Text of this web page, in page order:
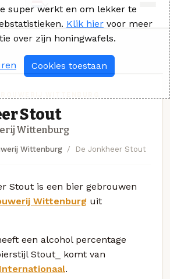
Stout
Wittenburg
Wittenburg De Jonkheer Stout
Stout is een bier gebrouwen
Wittenburg uit
een alcohol percentage
Stout_ komt van
Internationaal.
super werkt en om lekker te
Klik hier voor meer
over zijn honingwafels.
Cookies toestaan